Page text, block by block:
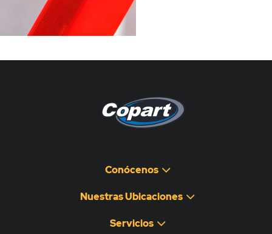
Conócenos
Nuestras Ubicaciones
Servicios